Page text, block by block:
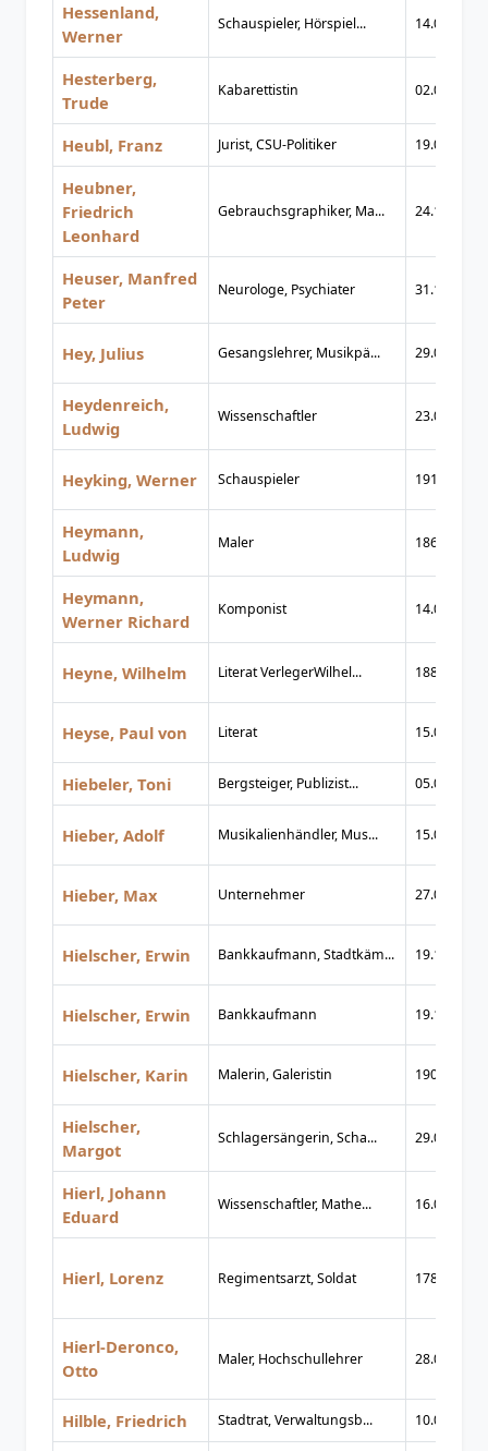
Hessenland,
Werner
Schauspieler, Hörspiel... 14.03.1909
Hesterberg,
Trude
Kabarettistin 02.05.1892
Heubl, Franz Jurist, CSU-Politiker 19.03.1924
Heubner,
Friedrich
Leonhard
Gebrauchsgraphiker, Ma... 24.12.1886
Heuser, Manfred
Peter
Neurologe, Psychiater 31.10.1939
Hey, Julius Gesangslehrer, Musikpä... 29.04.1832
Heydenreich,
Ludwig
Wissenschaftler 23.03.1903
Heyking, Werner Schauspieler 1913
Heymann,
Ludwig
Maler 1867
Heymann,
Werner Richard
Komponist 14.02.1896
Heyne, Wilhelm Literat VerlegerWilhel... 1888
Heyse, Paul von Literat 15.03.1830
Hiebeler, Toni Bergsteiger, Publizist... 05.03.1930
Hieber, Adolf Musikalienhändler, Mus... 15.03.1898
Hieber, Max Unternehmer 27.04.1856
Hielscher, Erwin Bankkaufmann, Stadtkäm... 19.12.1898
Hielscher, Erwin Bankkaufmann 19.12.1898
Hielscher, Karin Malerin, Galeristin 1903
Hielscher,
Margot
Schlagersängerin, Scha... 29.09.1919
Hierl, Johann
Eduard
Wissenschaftler, Mathe... 16.01.1791
Hierl, Lorenz Regimentsarzt, Soldat 1789
Hierl-Deronco,
Otto
Maler, Hochschullehrer 28.07.1859
Hilble, Friedrich Stadtrat, Verwaltungsb... 10.06.1881